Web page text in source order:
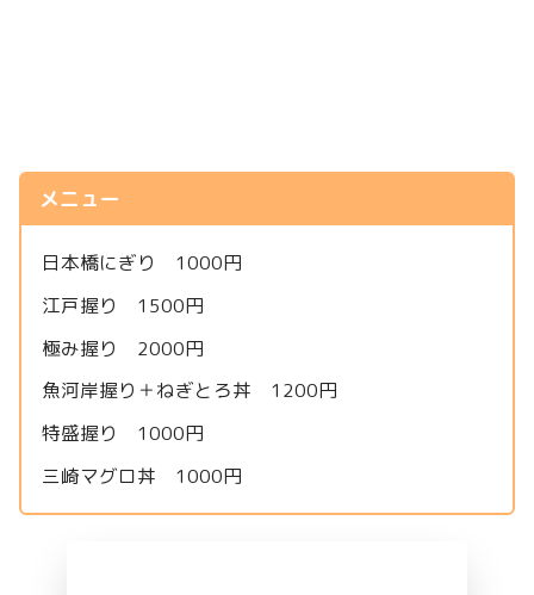
メニュー
日本橋にぎり 1000円
江戸握り 1500円
極み握り 2000円
魚河岸握り＋ねぎとろ丼 1200円
特盛握り 1000円
三崎マグロ丼 1000円